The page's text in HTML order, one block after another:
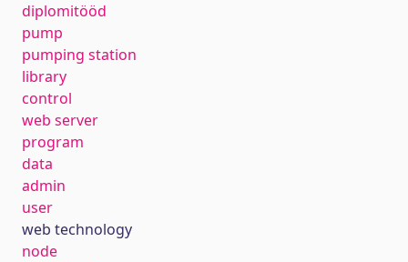
diplomitööd
pump
pumping station
library
control
web server
program
data
admin
user
web technology
node